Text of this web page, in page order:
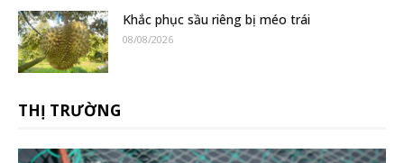
Khắc phục sầu riêng bị méo trái
08/08/2026
THỊ TRƯỜNG